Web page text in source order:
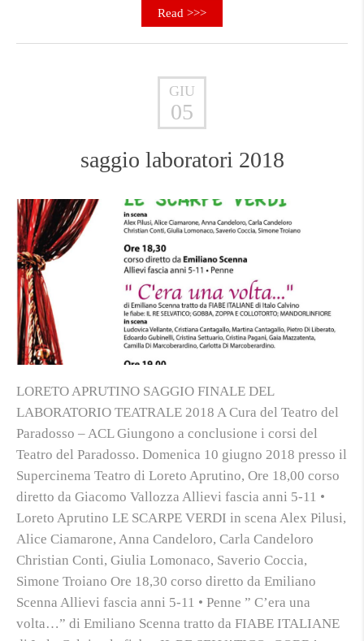
Read >>>
GIU
05
saggio laboratori 2018
LORETO APRUTINO SAGGIO FINALE DEL
LABORATORIO TEATRALE 2018 A Cura del Teatro del
Paradosso – ACL Giungono a conclusione i corsi del
Teatro del Paradosso. Domenica 10 giugno 2018 presso il
Supercinema Teatro di Loreto Aprutino, Ore 18,00 corso
diretto da Giacomo Vallozza Allievi fascia anni 5-11 •
Loreto Aprutino LE SCARPE VERDI in scena Alex Pilusi,
Alice Ciamarone, Anna Candeloro, Carla Candeloro
Christian Conti, Giulia Lomonaco, Saverio Coccia,
Simone Troiano Ore 18,30 corso diretto da Emiliano
Scenna Allievi fascia anni 5-11 • Penne ” C’era una
volta…” di Emiliano Scenna tratto da FIABE ITALIANE